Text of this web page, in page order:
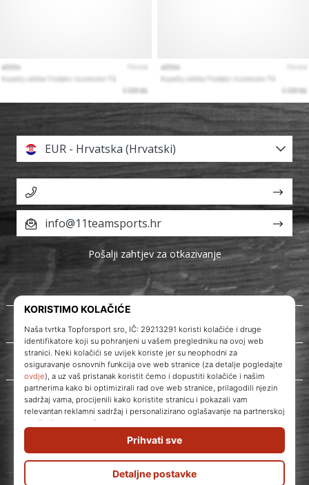
WePlayVolleyball.hr
O nama
Korisnička podrška
EUR - Hrvatska (Hrvatski)
info@11teamsports.hr
Pošalji zahtjev za otkazivanje